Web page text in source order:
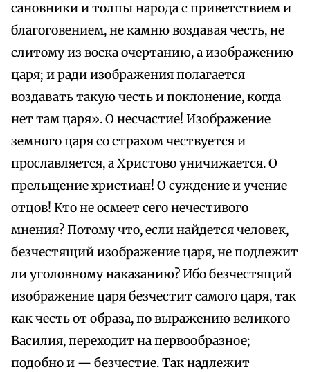
сановники и толпы народа с приветствием и
благоговением, не камню воздавая честь, не
слитому из воска очертанию, а изображению
царя; и ради изображения полагается
воздавать такую честь и поклонение, когда
нет там царя». О несчастие! Изображение
земного царя со страхом чествуется и
прославляется, а Христово уничижается. О
прельщение христиан! О суждение и учение
отцов! Кто не осмеет сего нечестивого
мнения? Потому что, если найдется человек,
безчестящий изображение царя, не подлежит
ли уголовному наказанию? Ибо безчестящий
изображение царя безчестит самого царя, так
как честь от образа, по выражению великого
Василия, переходит на первообразное;
подобно и — безчестие. Так надлежит